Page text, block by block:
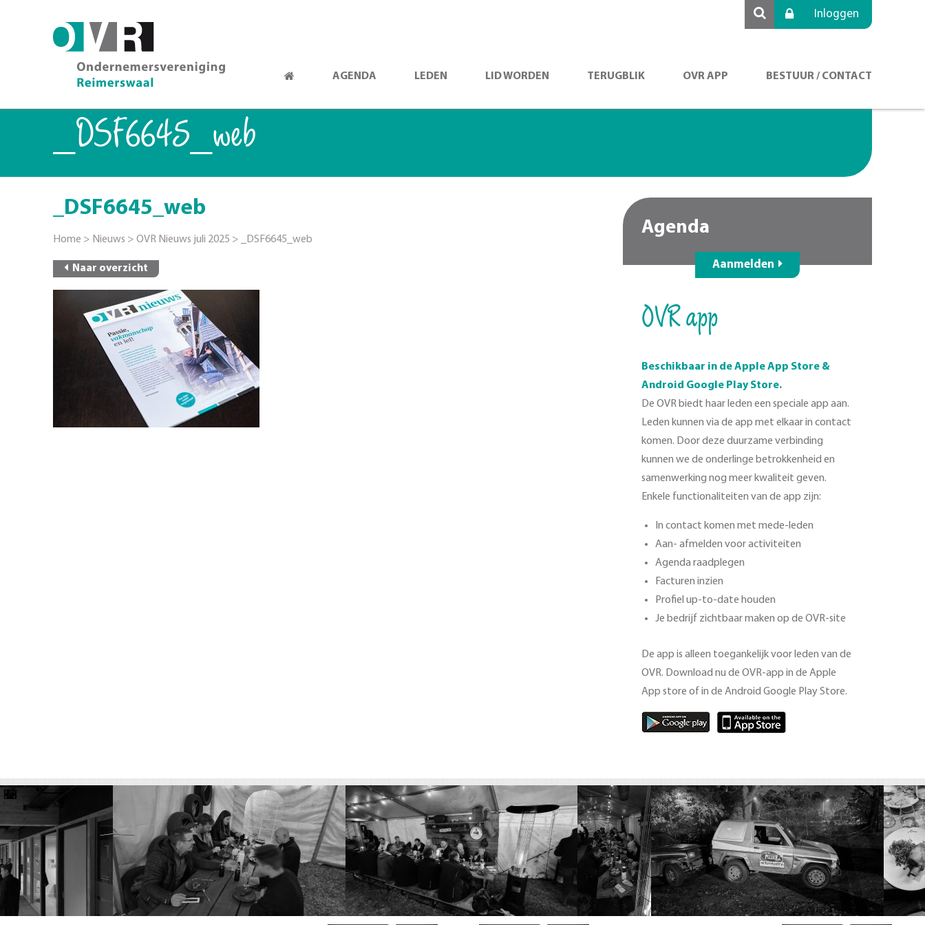
Inloggen
AGENDA LEDEN LID WORDEN TERUGBLIK OVR APP BESTUUR / CONTACT
_DSF6645_web
_DSF6645_web
Home > Nieuws > OVR Nieuws juli 2025 > _DSF6645_web
Naar overzicht
Agenda
Aanmelden
OVR app
Beschikbaar in de Apple App Store &
Android Google Play Store.
De OVR biedt haar leden een speciale app aan.
Leden kunnen via de app met elkaar in contact
komen. Door deze duurzame verbinding
kunnen we de onderlinge betrokkenheid en
samenwerking nog meer kwaliteit geven.
Enkele functionaliteiten van de app zijn:
In contact komen met mede-leden
Aan- afmelden voor activiteiten
Agenda raadplegen
Facturen inzien
Profiel up-to-date houden
Je bedrijf zichtbaar maken op de OVR-site
De app is alleen toegankelijk voor leden van de
OVR. Download nu de OVR-app in de Apple
App store of in de Android Google Play Store.